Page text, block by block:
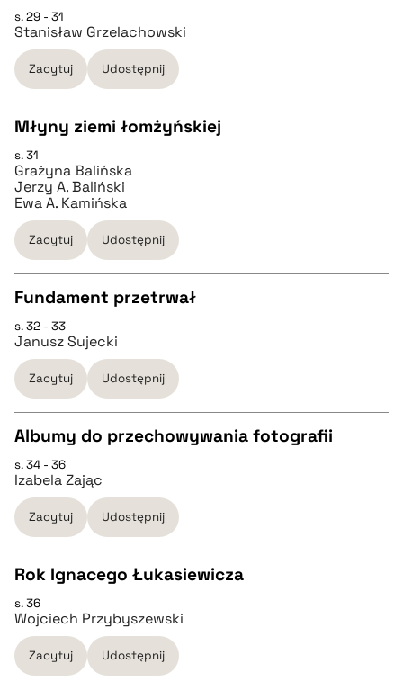
pobierz cytat
CZYSTY TEKST
pobierz cytat
BIBTEX
pobierz cytat
s. 29 - 31
Stanisław Grzelachowski
Zacytuj Udostępnij
CZYSTY TEKST
pobierz cytat
pobierz cytat
Młyny ziemi łomżyńskiej
s. 31
Grażyna Balińska
Jerzy A. Baliński
Ewa A. Kamińska
Zacytuj Udostępnij
CZYSTY TEKST
pobierz cytat
BIBTEX
pobierz cytat
Fundament przetrwał
s. 32 - 33
Janusz Sujecki
Zacytuj Udostępnij
CZYSTY TEKST
pobierz cytat
BIBTEX
pobierz cytat
Albumy do przechowywania fotografii
s. 34 - 36
Izabela Zając
Zacytuj Udostępnij
CZYSTY TEKST
pobierz cytat
Rok Ignacego Łukasiewicza
s. 36
Wojciech Przybyszewski
Zacytuj Udostępnij